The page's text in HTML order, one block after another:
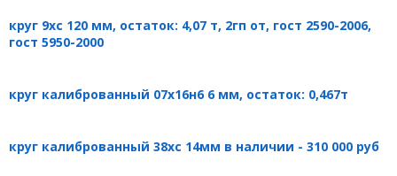
круг 9хс 120 мм, остаток: 4,07 т, 2гп от, гост 2590-2006,
гост 5950-2000
круг калиброванный 07х16н6 6 мм, остаток: 0,467т
круг калиброванный 38хс 14мм в наличии - 310 000 руб